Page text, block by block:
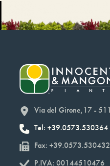
Via del Girone,17 -
Tel: +39.0573.530364
Fax: +39.0573.530432
P.IVA: 00144510476